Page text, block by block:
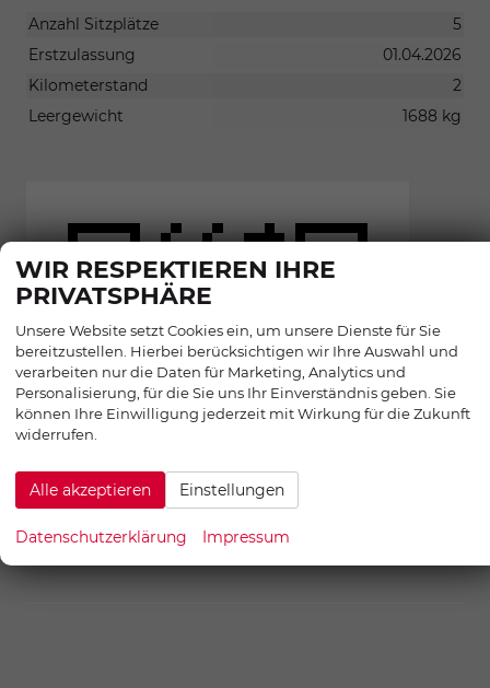
Anzahl Sitzplätze
5
Erstzulassung
01.04.2026
Kilometerstand
2
Leergewicht
1688 kg
WIR RESPEKTIEREN IHRE
PRIVATSPHÄRE
Unsere Website setzt Cookies ein, um unsere Dienste für Sie
bereitzustellen. Hierbei berücksichtigen wir Ihre Auswahl und
verarbeiten nur die Daten für Marketing, Analytics und
Personalisierung, für die Sie uns Ihr Einverständnis geben. Sie
können Ihre Einwilligung jederzeit mit Wirkung für die Zukunft
widerrufen.
Alle akzeptieren Einstellungen
Datenschutzerklärung Impressum